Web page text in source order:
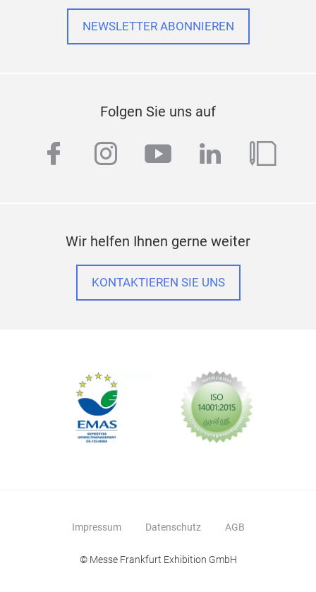
NEWSLETTER ABONNIEREN
Folgen Sie uns auf
facebook
instagram
youtubelinkedin
blog
Wir helfen Ihnen gerne weiter
KONTAKTIEREN SIE UNS
Impressum Datenschutz AGB
© Messe Frankfurt Exhibition GmbH